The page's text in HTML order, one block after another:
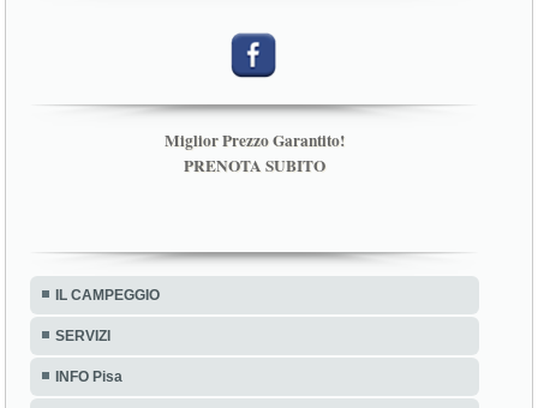
Miglior Prezzo Garantito!
PRENOTA SUBITO
IL CAMPEGGIO
SERVIZI
INFO Pisa